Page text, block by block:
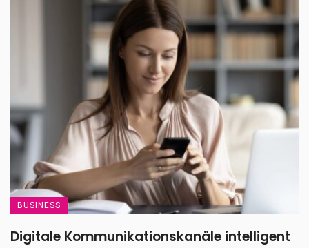
BUSINESS
Digitale Kommunikationskanäle intelligent